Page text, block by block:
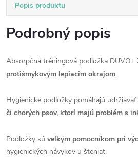
Popis produktu
Podrobný popis
Absorpčná tréningová podložka DUVO+
protišmykovým lepiacim okrajom.
Hygienické podložky pomáhajú
či chorých psov, ktorí majú problém s
Podložky sú veľkým pomocníkom pri
hygienických návykov u šteniat.